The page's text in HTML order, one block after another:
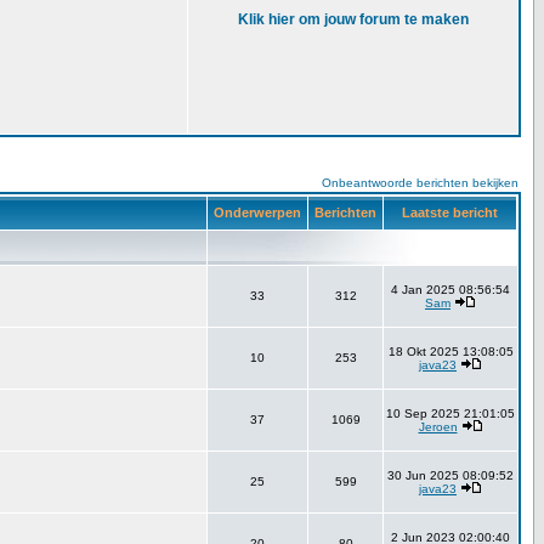
Klik hier om jouw forum te maken
Onbeantwoorde berichten bekijken
Onderwerpen Berichten Laatste bericht
33 312
4 Jan 2025 08:56:54
Sam
10 253
18 Okt 2025 13:08:05
java23
37 1069
10 Sep 2025 21:01:05
Jeroen
25 599
30 Jun 2025 08:09:52
java23
2 Jun 2023 02:00:40